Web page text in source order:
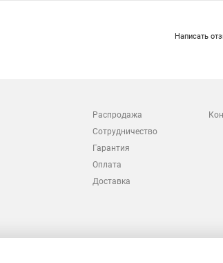
Написать
Распродажа
Сотрудничество
Гарантия
Оплата
Доставка